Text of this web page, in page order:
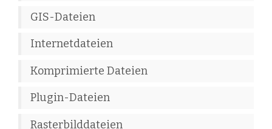
GIS-Dateien
Internetdateien
Komprimierte Dateien
Plugin-Dateien
Rasterbilddateien